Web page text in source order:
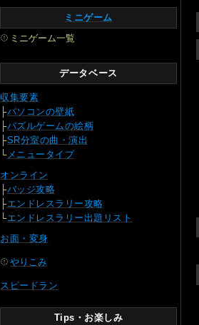
ミニゲーム
ミニゲーム一覧
データベース
収集要素
├パソコンの壁紙
├パズルゲームの絵柄
├SR分室の曲・演出
└メニュータイプ
オンライン
├バッジ攻略
├エンドレスラリー攻略
└エンドレスラリー出題リスト
お面・変身
やりこみ
スピードラン
Tips・お楽しみ